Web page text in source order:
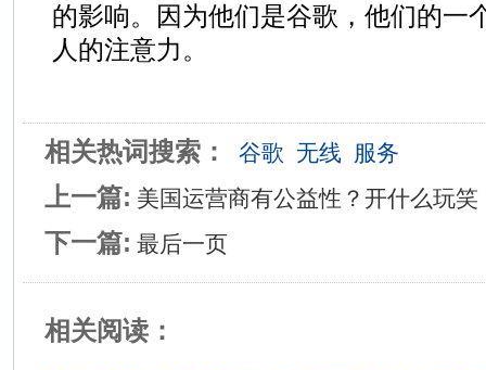
的影响。因为他们是谷歌，他们的一
人的注意力。
相关热词搜索： 谷歌 无线 服务
上一篇: 美国运营商有公益性？开什么玩笑
下一篇: 最后一页
相关阅读：